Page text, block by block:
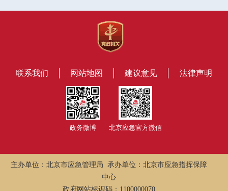
联系我们 网站地图 建议意见 法律声明
政务微博 北京应急官方微信
主办单位：北京市应急管理局 承办单位：北京市应急指挥保障
中心
政府网站标识码：1100000070